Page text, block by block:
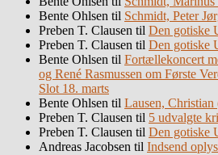
Bente Ohlsen til Schmidt, Peter
Preben T. Clausen til Den gotiske
Preben T. Clausen til Den gotiske
Bente Ohlsen til Fortællekoncert
og René Rasmussen om Første
Slot 18. marts
Bente Ohlsen til Lausen,
Preben T. Clausen til 5 udvalgte
Preben T. Clausen til Den gotiske
Andreas Jacobsen til Indsend